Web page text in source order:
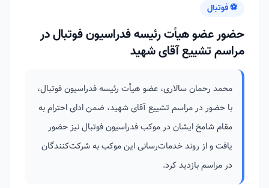
⚽ فوتبال
حضور عضو هیأت رئیسه فدراسیون فوتبال در
مراسم تشییع آقای شهید
محمد رحمان سالاری، عضو هیأت رئیسه فدراسیون فوتبال،
با حضور در مراسم تشییع آقای شهید، ضمن ادای احترام به
مقام شامخ ایشان در موکب فدراسیون فوتبال نیز حضور
یافت و از روند خدمات‌رسانی این موکب به شرکت‌کنندگان
در مراسم بازدید کرد.